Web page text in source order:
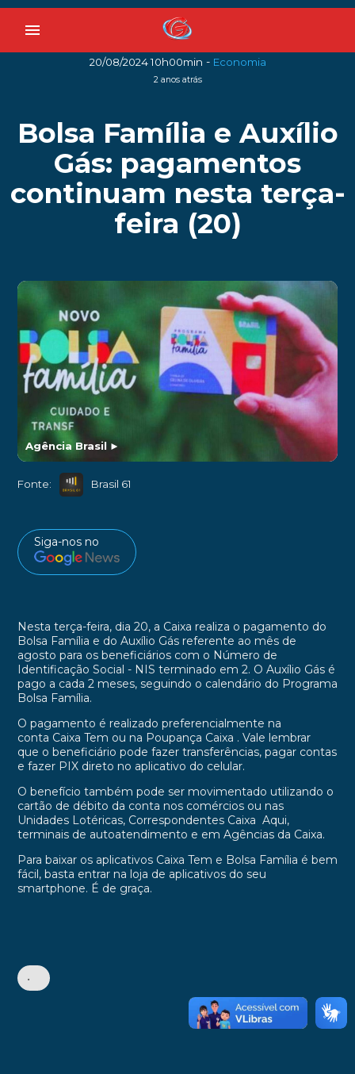
menu
20/08/2024 10h00min - Economia
2 anos atrás
Bolsa Família e Auxílio
Gás: pagamentos
continuam nesta terça-
feira (20)
Agência Brasil►
Fonte: Brasil 61
Siga-nos no
Nesta terça-feira, dia 20, a Caixa realiza o pagamento do
Bolsa Família e do Auxílio Gás referente ao mês de
agosto para os beneficiários com o Número de
Identificação Social - NIS terminado em 2. O Auxílio Gás é
pago a cada 2 meses, seguindo o calendário do Programa
Bolsa Família.
O pagamento é realizado preferencialmente na
conta Caixa Tem ou na Poupança Caixa . Vale lembrar
que o beneficiário pode fazer transferências, pagar contas
e fazer PIX direto no aplicativo do celular.
O benefício também pode ser movimentado utilizando o
cartão de débito da conta nos comércios ou nas
Unidades Lotéricas, Correspondentes Caixa Aqui,
terminais de autoatendimento e em Agências da Caixa.
Para baixar os aplicativos Caixa Tem e Bolsa Família é bem
fácil, basta entrar na loja de aplicativos do seu
smartphone. É de graça.
•